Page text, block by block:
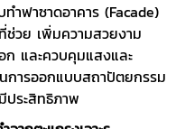
ำฟาซาดอาคาร (Facade)
ช่วย เพิ่มความสวยงาม
และควบคุมแสงและ
ารออกแบบสถาปัตยกรรม
ประสิทธิภาพ